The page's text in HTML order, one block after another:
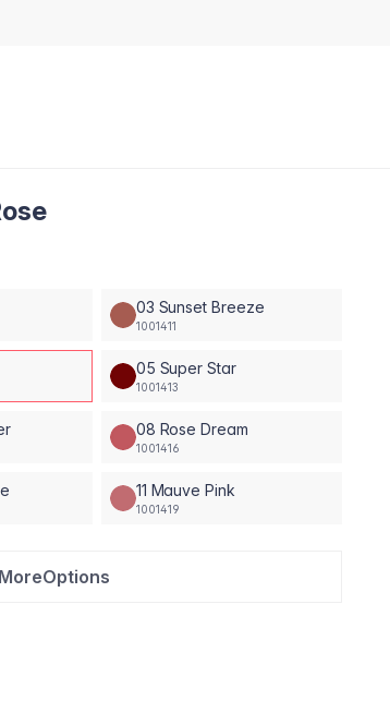
03 Sunset Breeze
1001411
05 Super Star
1001413
08 Rose Dream
1001416
11 Mauve Pink
1001419